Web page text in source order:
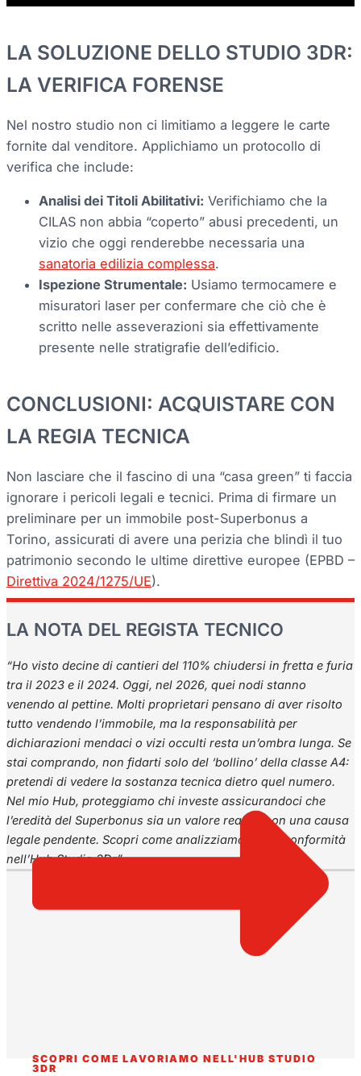
LA SOLUZIONE DELLO STUDIO 3DR:
LA VERIFICA FORENSE
Nel nostro studio non ci limitiamo a leggere le carte
fornite dal venditore. Applichiamo un protocollo di
verifica che include:
Analisi dei Titoli Abilitativi: Verifichiamo che la
CILAS non abbia “coperto” abusi precedenti, un
vizio che oggi renderebbe necessaria una
sanatoria edilizia complessa.
Ispezione Strumentale: Usiamo termocamere e
misuratori laser per confermare che ciò che è
scritto nelle asseverazioni sia effettivamente
presente nelle stratigrafie dell’edificio.
CONCLUSIONI: ACQUISTARE CON
LA REGIA TECNICA
Non lasciare che il fascino di una “casa green” ti faccia
ignorare i pericoli legali e tecnici. Prima di firmare un
preliminare per un immobile post-Superbonus a
Torino, assicurati di avere una perizia che blindì il tuo
patrimonio secondo le ultime direttive europee (EPBD –
Direttiva 2024/1275/UE).
LA NOTA DEL REGISTA TECNICO
“Ho visto decine di cantieri del 110% chiudersi in fretta e furia
tra il 2023 e il 2024. Oggi, nel 2026, quei nodi stanno
venendo al pettine. Molti proprietari pensano di aver risolto
tutto vendendo l’immobile, ma la responsabilità per
dichiarazioni mendaci o vizi occulti resta un’ombra lunga. Se
stai comprando, non fidarti solo del ‘bollino’ della classe A4:
pretendi di vedere la sostanza tecnica dietro quel numero.
Nel mio Hub, proteggiamo chi investe assicurandoci che
l’eredità del Superbonus sia un valore reale e non una causa
legale pendente. Scopri come analizziamo la tua conformità
nell’Hub Studio 3Dr”
SCOPRI COME LAVORIAMO NELL'HUB STUDIO
3DR